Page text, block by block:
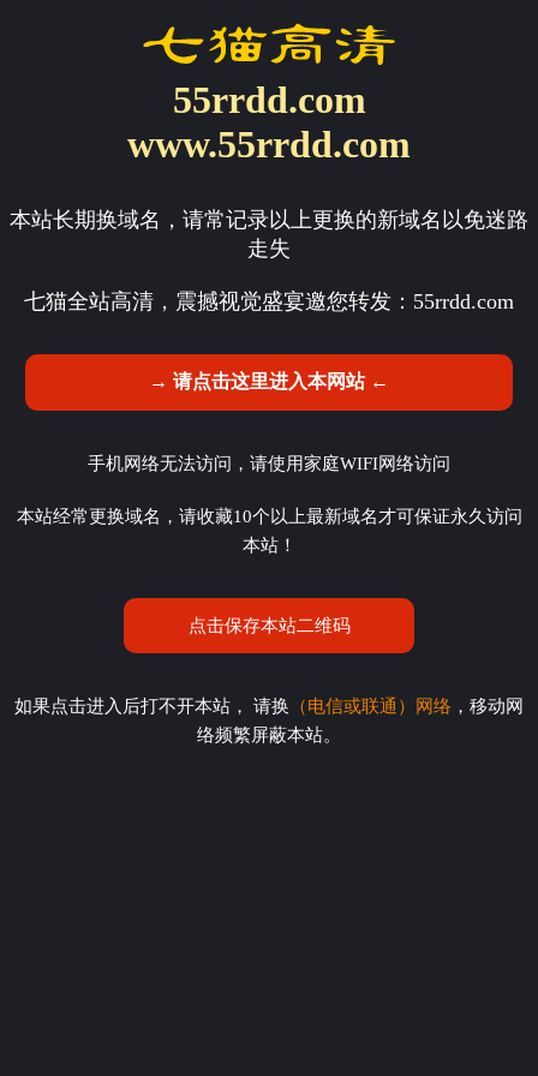
55rrdd.com
www.55rrdd.com
本站长期换域名，请常记录以上更换的新域名以免迷路
走失
七猫全站高清，震撼视觉盛宴邀您转发： 55rrdd.com
→ 请点击这里进入本网站 ←
手机网络无法访问，请使用家庭WIFI网络访问
本站经常更换域名，请收藏10个以上最新域名才可保证永久访问
本站！
点击保存本站二维码
如果点击进入后打不开本站， 请换 （电信或联通）网络 ，移动网
络频繁屏蔽本站。